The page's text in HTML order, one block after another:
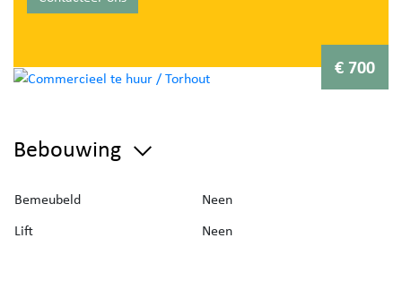
€ 700
Bebouwing
Bemeubeld
Neen
Lift
Neen